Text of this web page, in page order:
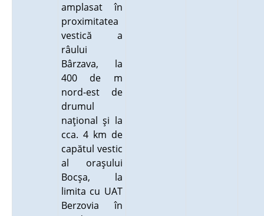
amplasat în
proximitatea
vestică a
râului
Bârzava, la
400 de m
nord-est de
drumul
naţional şi la
cca. 4 km de
capătul vestic
al oraşului
Bocşa, la
limita cu UAT
Berzovia în